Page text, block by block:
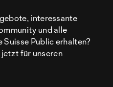
interessante
und alle
Public erhalten?
für unseren